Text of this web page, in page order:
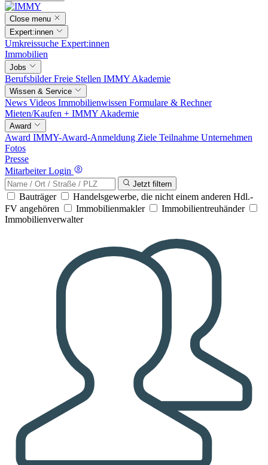
Close menu
Expert:innen
Umkreissuche Expert:innen
Immobilien
Jobs
BerufsbilderFreie Stellen IMMY Akademie
Wissen & Service
News Videos Immobilienwissen Formulare & Rechner
Mieten/Kaufen + IMMY Akademie
Award
Award IMMY-Award-Anmeldung Ziele Teilnahme Unternehmen
Fotos
Presse
Mitarbeiter Login
Jetzt filtern
Bauträger
Handelsgewerbe, die nicht einem anderen Hdl.-
FV angehören
Immobilienmakler
Immobilientreuhänder
Immobilienverwalter